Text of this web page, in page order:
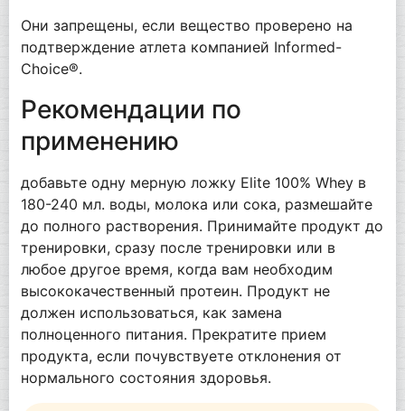
Они запрещены, если вещество проверено на
подтверждение атлета компанией Informed-
Choice®.
Рекомендации по
применению
добавьте одну мерную ложку Elite 100% Whey в
180-240 мл. воды, молока или сока, размешайте
до полного растворения. Принимайте продукт до
тренировки, сразу после тренировки или в
любое другое время, когда вам необходим
высококачественный протеин. Продукт не
должен использоваться, как замена
полноценного питания. Прекратите прием
продукта, если почувствуете отклонения от
нормального состояния здоровья.